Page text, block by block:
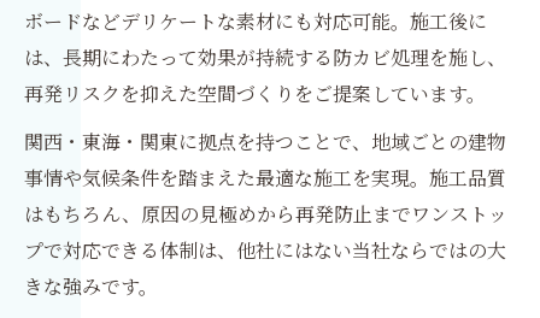
ボードなどデリケートな素材にも対応可能。施工後に
は、長期にわたって効果が持続する防カビ処理を施し、
再発リスクを抑えた空間づくりをご提案しています。
関西・東海・関東に拠点を持つことで、地域ごとの建物
事情や気候条件を踏まえた最適な施工を実現。施工品質
はもちろん、原因の見極めから再発防止までワンストッ
プで対応できる体制は、他社にはない当社ならではの大
きな強みです。